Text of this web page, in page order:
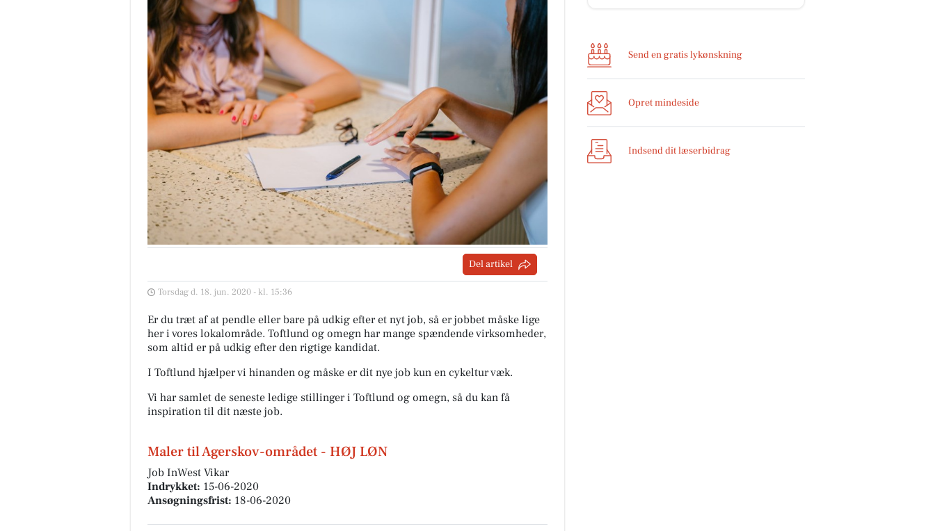
Del artikel
Torsdag d. 18. jun. 2020 - kl. 15:36
Er du træt af at pendle eller bare på udkig efter et nyt job, så er jobbet måske lige
her i vores lokalområde. Toftlund og omegn har mange spændende virksomheder,
som altid er på udkig efter den rigtige kandidat.
I Toftlund hjælper vi hinanden og måske er dit nye job kun en cykeltur væk.
Vi har samlet de seneste ledige stillinger i Toftlund og omegn, så du kan få
inspiration til dit næste job.
Maler til Agerskov-området - HØJ LØN
Job InWest Vikar
Indrykket: 15-06-2020
Ansøgningsfrist: 18-06-2020
Send en gratis lykønskning
Opret mindeside
Indsend dit læserbidrag